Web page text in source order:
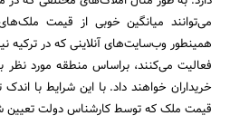
می‌توانند میانگین خوبی از قیمت
همینطور وب‌سایت‌های آنلاینی که در ترکیه
فعالیت می‌کنند، براساس منطقه مورد نظر
خریداران خواهند داد. با این شرایط با
قیمت ملک که توسط کارشناس دولت